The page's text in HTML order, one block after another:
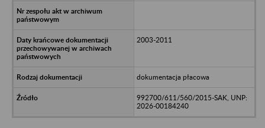
2003-2011
dokumentacja płacowa
992700/611/560/2015-SAK, UNP:
2026-00184240